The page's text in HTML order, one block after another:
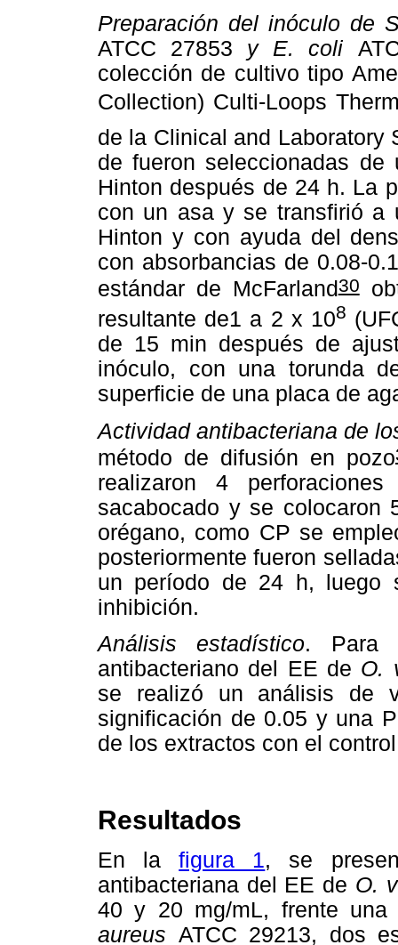
Preparación del inóculo de
ATCC 27853 y E. coli
colección de cultivo tipo
Collection) Culti-Loops
de la Clinical and Laboratory
de fueron seleccionadas
Hinton después de 24 h. La
con un asa y se transfirió a
Hinton y con ayuda del
con absorbancias de 0.08-
estándar de McFarland30
resultante de1 a 2 x 108
de 15 min después de
inóculo, con una torunda
superficie de una placa de
Actividad antibacteriana de
método de difusión en pozo
realizaron 4
sacabocado y se colocaron
orégano, como CP se
posteriormente fueron
un período de 24 h, luego
inhibición.
Análisis estadístico. Para
antibacteriano del EE de O.
se realizó un análisis de
significación de 0.05 y una
de los extractos con el
Resultados
En lafigura 1, se
antibacteriana del EE de O.
40 y 20 mg/mL, frente
aureus ATCC 29213, dos